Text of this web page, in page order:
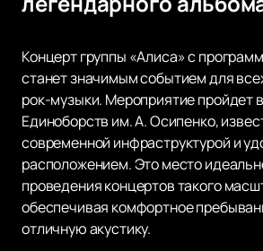
Концерт группы «Алиса» с
станет значимым событием для
рок-музыки. Мероприятие пройдет
Единоборств им. А. Осипенко,
современной инфраструктурой и
расположением. Это место
проведения концертов такого
обеспечивая комфортное
отличную акустику.